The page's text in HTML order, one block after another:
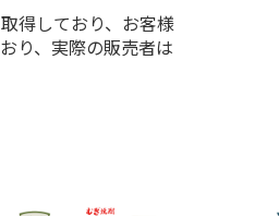
得しており、お客様
り、実際の販売者は